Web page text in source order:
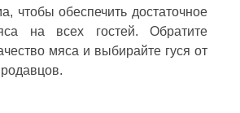
чтобы обеспечить достаточное
на всех гостей. Обратите
мяса и выбирайте гуся от